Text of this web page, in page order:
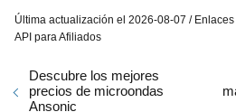
Última actualización el 2026-08-07 /
API para Afiliados
Descubre los mejores
precios de microondas
Ansonic